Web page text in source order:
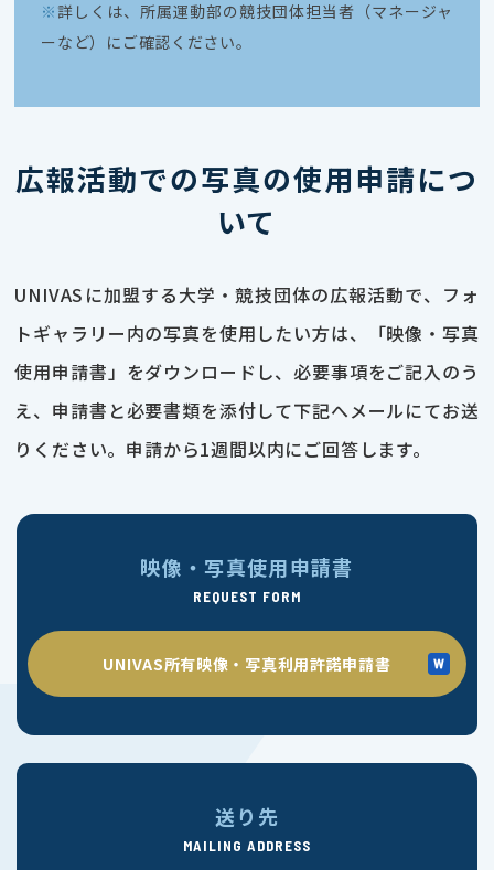
※ 詳しくは、所属運動部の競技団体担当者（マネージャ
ーなど）にご確認ください。
広報活動での写真の使用申請につ
いて
UNIVASに加盟する大学・競技団体の広報活動で、フォ
トギャラリー内の写真を使用したい方は、「映像・写真
使用申請書」をダウンロードし、必要事項をご記入のう
え、申請書と必要書類を添付して下記へメールにてお送
りください。申請から1週間以内にご回答します。
映像・写真使用申請書
REQUEST FORM
UNIVAS所有映像・写真利用許諾申請書
送り先
MAILING ADDRESS